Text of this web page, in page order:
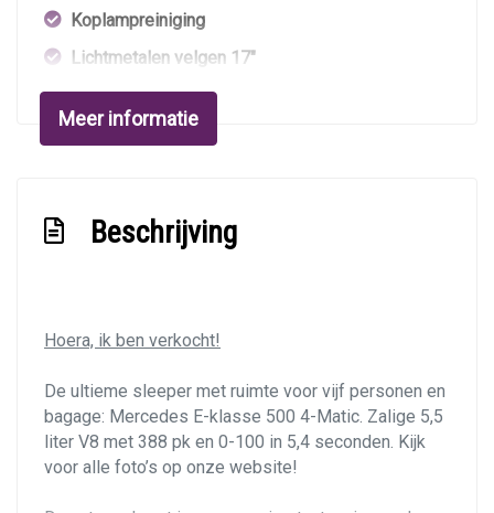
Koplampreiniging
Lichtmetalen velgen 17"
Metaalkleur
Mistlampen voor
Ruitensproeiers/wisserbladen verwarmbaar
Achterbank in delen neerklapbaar
Airco separaat achter
Armsteun voor
Binnenspiegel automatisch dimmend
Meer informatie
Beschrijving
Hoera, ik ben verkocht!
De ultieme sleeper met ruimte voor vijf personen en
bagage: Mercedes E-klasse 500 4-Matic. Zalige 5,5
liter V8 met 388 pk en 0-100 in 5,4 seconden. Kijk
voor alle foto’s op onze website!